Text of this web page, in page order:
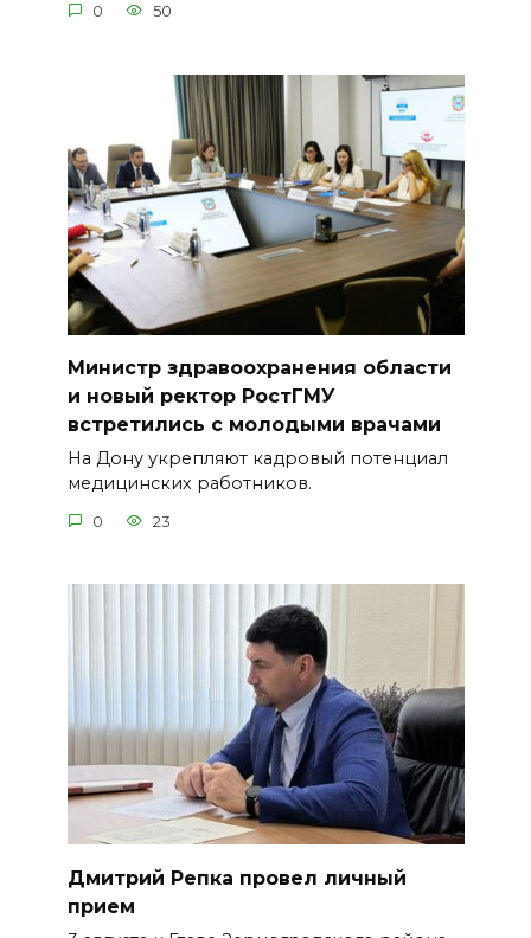
0 50
Министр здравоохранения области
и новый ректор РостГМУ
встретились с молодыми врачами
На Дону укрепляют кадровый потенциал
медицинских работников.
0 23
Дмитрий Репка провел личный
прием